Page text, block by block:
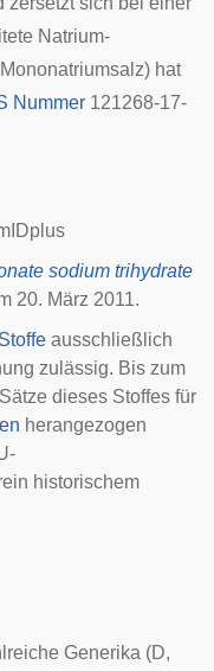
Natrium-
hat
Nummer 121268-17-
sodium trihydrate
20. März 2011.
Stoffe ausschließlich
zulässig. Bis zum
dieses Stoffes für
herangezogen
historischem
Generika (D,